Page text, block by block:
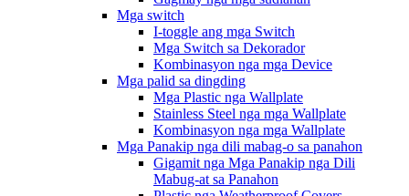
Mga switch
I-toggle ang mga Switch
Mga Switch sa Dekorador
Kombinasyon nga mga Device
Mga palid sa dingding
Mga Plastic nga Wallplate
Stainless Steel nga mga Wallplate
Kombinasyon nga mga Wallplate
Mga Panakip nga dili mabag-o sa panahon
Gigamit nga Mga Panakip nga Dili
Mabug-at sa Panahon